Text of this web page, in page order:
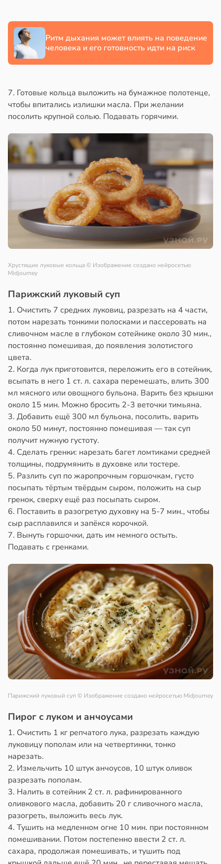
Ритм дыхания может влиять на поведение
человека и его готовность идти на риск
7. Готовые кольца выложить на бумажное полотенце,
чтобы впитались излишки масла. При желании
посолить крупной солью. Подавать горячими.
Хрустящие луковые кольца© Изображение создано нейросетью
Midjourney
Парижский луковый суп
1. Очистить 7 средних луковиц, разрезать на 4 части,
потом нарезать тонкими полосками и пассеровать на
сливочном масле в глубоком сотейнике около 30 мин.,
постоянно помешивая, до появления золотистого
цвета.
2. Когда лук приготовится, переложить его в сотейник,
всыпать в него 1 ст. л. сахара перемешать, влить 300
мл мясного или овощного бульона. Варить без крышки
около 15 мин. Можно бросить 2-3 веточки тимьяна.
3. Добавить ещё 300 мл бульона, посолить, варить
около 50 минут, постоянно помешивая — так суп
получит нужную густоту.
4. Сделать гренки: нарезать багет ломтиками средней
толщины, подрумянить в духовке или тостере.
5. Разлить суп по жаропрочным горшочкам, густо
посыпать тёртым твёрдым сыром, положить на сыр
гренок, сверху ещё раз посыпать сыром.
6. Поставить в разогретую духовку на 5-7 мин., чтобы
сыр расплавился и запёкся корочкой.
7. Вынуть горшочки, дать им немного остыть.
Подавать с гренками.
Парижский луковый суп © Изображение создано нейросетью Midjourney
Пирог с луком и анчоусами
1. Очистить 1 кг репчатого лука, разрезать каждую
луковицу пополам или на четвертинки, тонко
нарезать.
2. Измельчить 10 штук анчоусов, 10 штук оливок
разрезать пополам.
3. Налить в сотейник 2 ст. л. рафинированного
оливкового масла, добавить 20 г сливочного масла,
разогреть, выложить весь лук.
4. Тушить на медленном огне 10 мин. при постоянном
помешивании. Потом постепенно ввести 2 ст. л.
сахара, продолжая помешивать, и тушить под